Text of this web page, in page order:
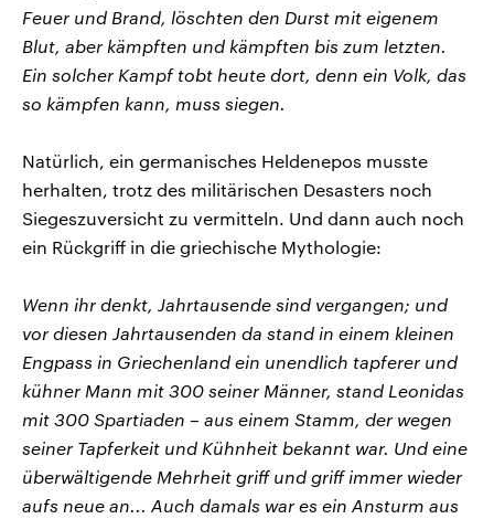
Feuer und Brand, löschten den Durst mit eigenem
Blut, aber kämpften und kämpften bis zum letzten.
Ein solcher Kampf tobt heute dort, denn ein Volk, das
so kämpfen kann, muss siegen.
Natürlich, ein germanisches Heldenepos musste
herhalten, trotz des militärischen Desasters noch
Siegeszuversicht zu vermitteln. Und dann auch noch
ein Rückgriff in die griechische Mythologie:
Wenn ihr denkt, Jahrtausende sind vergangen; und
vor diesen Jahrtausenden da stand in einem kleinen
Engpass in Griechenland ein unendlich tapferer und
kühner Mann mit 300 seiner Männer, stand Leonidas
mit 300 Spartiaden – aus einem Stamm, der wegen
seiner Tapferkeit und Kühnheit bekannt war. Und eine
überwältigende Mehrheit griff und griff immer wieder
aufs neue an... Auch damals war es ein Ansturm aus